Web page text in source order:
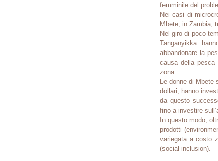
femminile del
Nei casi di
Mbete, in Zambia,
Nel giro di poco
Tanganyikka
abbandonare la
causa della
zona.
Le donne di
dollari, hanno
da questo
fino a investire
In questo modo,
prodotti
variegata a costo
(social inclusion).